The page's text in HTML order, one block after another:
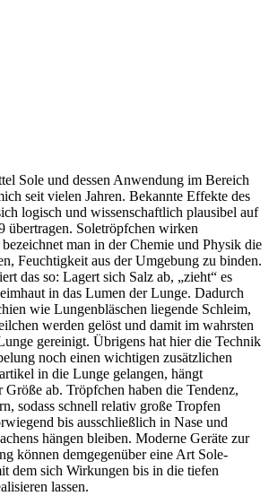
Sole und dessen Anwendung im Bereich
seit vielen Jahren. Bekannte Effekte des
logisch und wissenschaftlich plausibel auf
übertragen. Soletröpfchen wirken
man in der Chemie und Physik die
Feuchtigkeit aus der Umgebung zu binden.
das so: Lagert sich Salz ab, „zieht“ es
in das Lumen der Lunge. Dadurch
wie Lungenbläschen liegende Schleim,
werden gelöst und damit im wahrsten
gereinigt. Übrigens hat hier die Technik
noch einen wichtigen zusätzlichen
in die Lunge gelangen, hängt
Größe ab. Tröpfchen haben die Tendenz,
sodass schnell relativ große Tropfen
bis ausschließlich in Nase und
hängen bleiben. Moderne Geräte zur
können demgegenüber eine Art Sole-
dem sich Wirkungen bis in die tiefen
lassen.